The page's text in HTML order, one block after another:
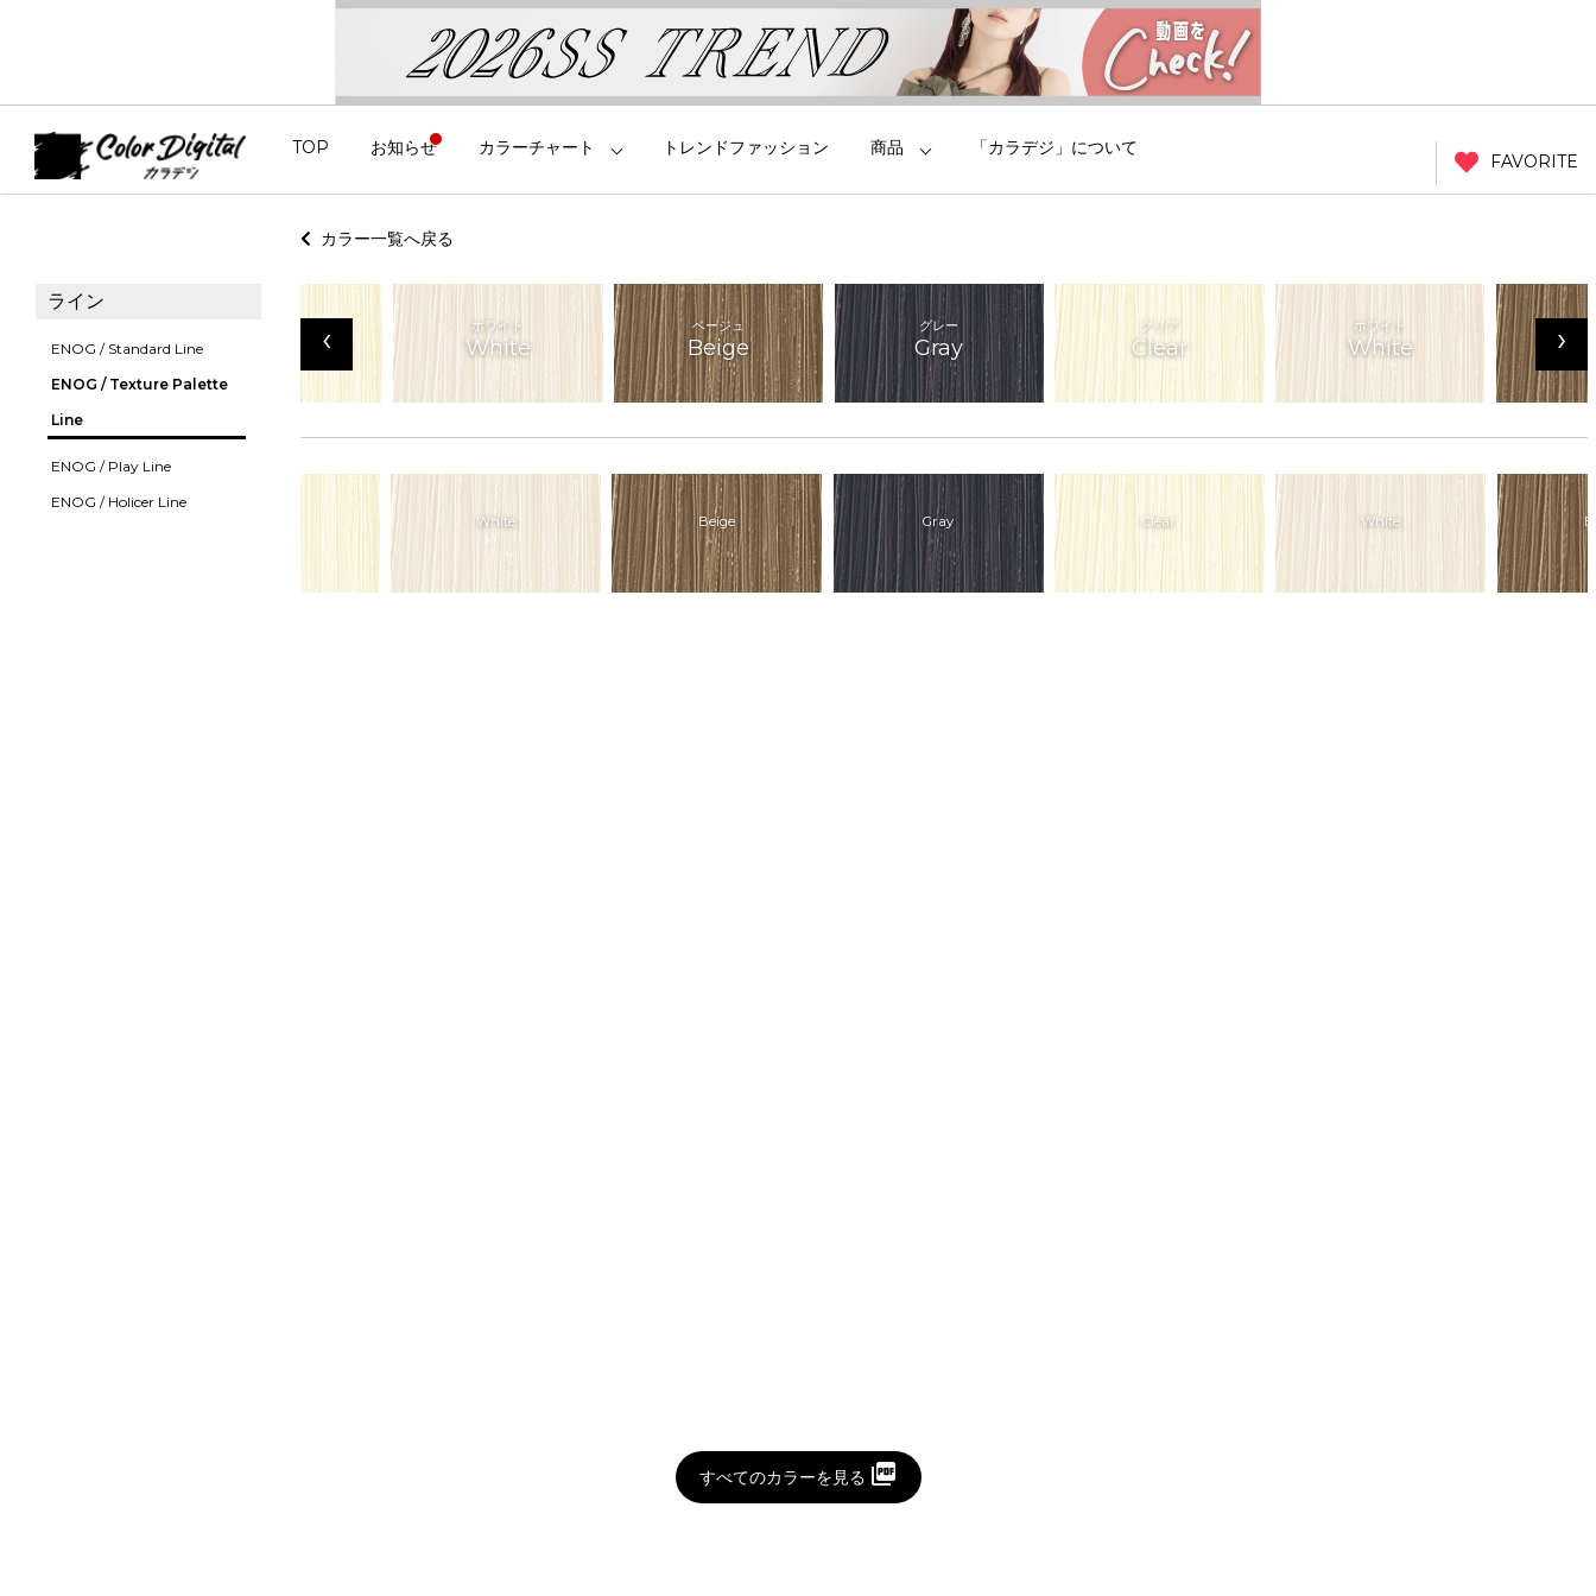
TOP お知らせ カラーチャート トレンドファッション 商品 「カラデジ」について
FAVORITE
ライン
ENOG / Standard Line
ENOG / Texture Palette
Line
ENOG / Play Line
ENOG / Holicer Line
カラー一覧へ戻る
›
‹
Gray
ホワイト
White
ベージュ
Beige
グレー
Gray
クリア
Clear
ホワイト
White
White Beige Gray Clear White
すべてのカラーを見る